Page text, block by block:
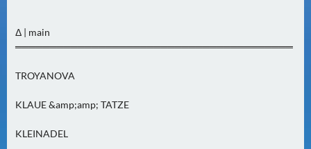
N
2
E
Δ | main
════════════════════════════════════════
TROYANOVA
KLAUE &amp;amp; TATZE
KLEINADEL